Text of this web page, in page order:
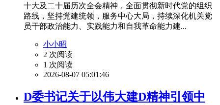
十大及二十届历次全会精神，全面贯彻新时代党的组织
路线，坚持党建统领，服务中心大局，持续深化机关党
员干部政治能力、实践能力和自我革命能力建...
小小昭
2 次阅读
1 次阅读
2026-08-07 05:01:46
D委书记关于以伟大建D精神引领中